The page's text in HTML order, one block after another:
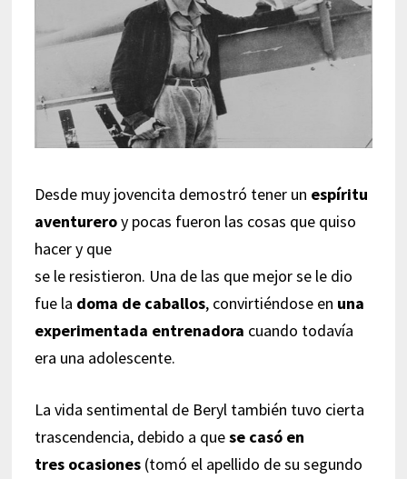
Desde muy jovencita demostró tener un espíritu
aventureroy pocas fueron las cosas que quiso
hacer y que
se le resistieron. Una de las que mejor se le dio
fue la doma de caballos, convirtiéndose en una
experimentada entrenadora cuando todavía
era una adolescente.
La vida sentimental de Beryl también tuvo cierta
trascendencia, debido a quese casó en
tres ocasiones(tomó el apellido de su segundo